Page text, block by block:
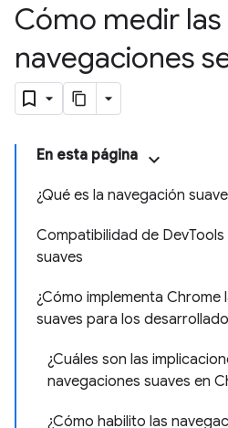
Cómo medir las
navegaciones
En esta página
¿Qué es la navegación
Compatibilidad de
suaves
¿Cómo implementa Chrome
suaves para los
¿Cuáles son las
navegaciones suaves en
¿Cómo habilito las